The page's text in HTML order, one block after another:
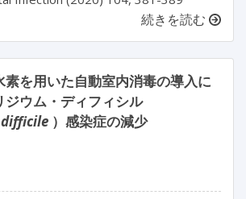
続きを読む
素を用いた自動室内消毒の導入に
ジウム・ディフィシル
）感染症の減少